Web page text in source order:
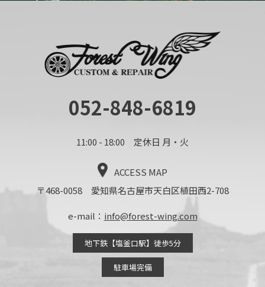
052-848-6819
11:00 - 18:00 定休日 月・火
ACCESS MAP
〒468-0058 愛知県名古屋市天白区植田西2-708
e-mail： info@forest-wing.com
地下鉄【塩釜口駅】徒歩5分
駐車場完備